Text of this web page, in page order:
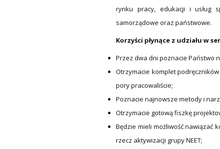
rynku pracy, edukacji i usług
samorządowe oraz państwowe.
Korzyści płynące z udziału w
Przez dwa dni poznacie Państwo
Otrzymacie komplet
pory pracowaliście;
Poznacie najnowsze metody i
Otrzymacie gotową fiszkę
Będzie mieli możliwość nawiązać
rzecz aktywizacji grupy NEET;